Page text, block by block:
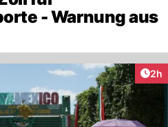
- Warnung aus
2h